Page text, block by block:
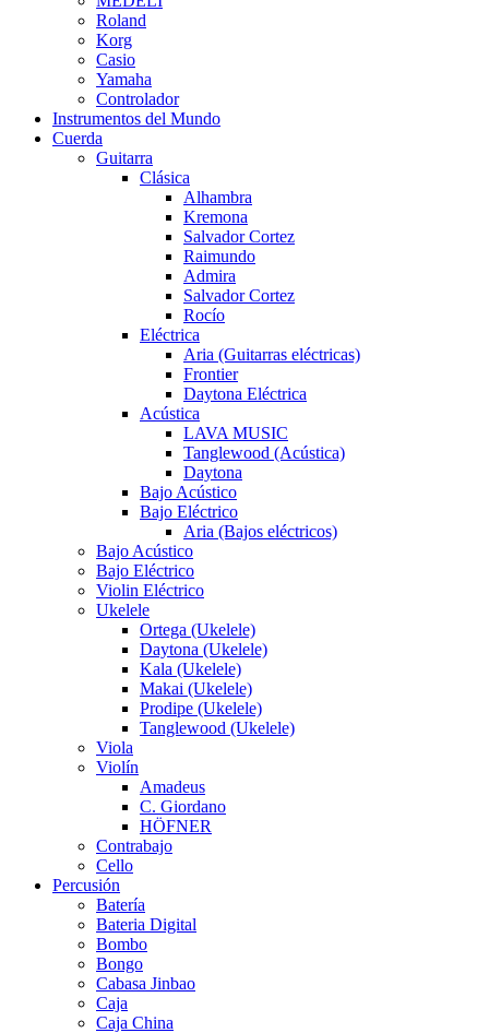
Roland
Korg
Casio
Yamaha
Controlador
Instrumentos del Mundo
Cuerda
Guitarra
Clásica
Alhambra
Kremona
Salvador Cortez
Raimundo
Admira
Salvador Cortez
Rocío
Eléctrica
Aria (Guitarras eléctricas)
Frontier
Daytona Eléctrica
Acústica
LAVA MUSIC
Tanglewood (Acústica)
Daytona
Bajo Acústico
Bajo Eléctrico
Aria (Bajos eléctricos)
Bajo Acústico
Bajo Eléctrico
Violin Eléctrico
Ukelele
Ortega (Ukelele)
Daytona (Ukelele)
Kala (Ukelele)
Makai (Ukelele)
Prodipe (Ukelele)
Tanglewood (Ukelele)
Viola
Violín
Amadeus
C. Giordano
HÖFNER
Contrabajo
Cello
Percusión
Batería
Bateria Digital
Bombo
Bongo
Cabasa Jinbao
Caja
Caja China